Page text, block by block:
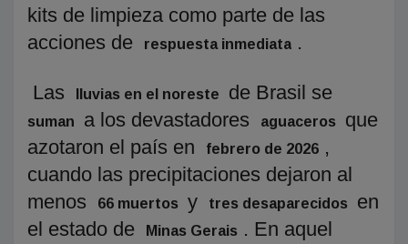
kits de limpieza como parte de las
acciones de
respuesta inmediata .
Las lluvias en el noreste de Brasil se
suman a los devastadores aguaceros
que
azotaron el país en
febrero de 2026 ,
cuando las precipitaciones dejaron al
menos
66 muertos y tres desaparecidos
en
el estado de
Minas Gerais . En aquel